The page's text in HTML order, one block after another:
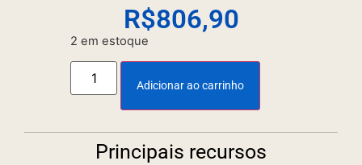
R$806,90
2 em estoque
Adicionar ao carrinho
Principais recursos